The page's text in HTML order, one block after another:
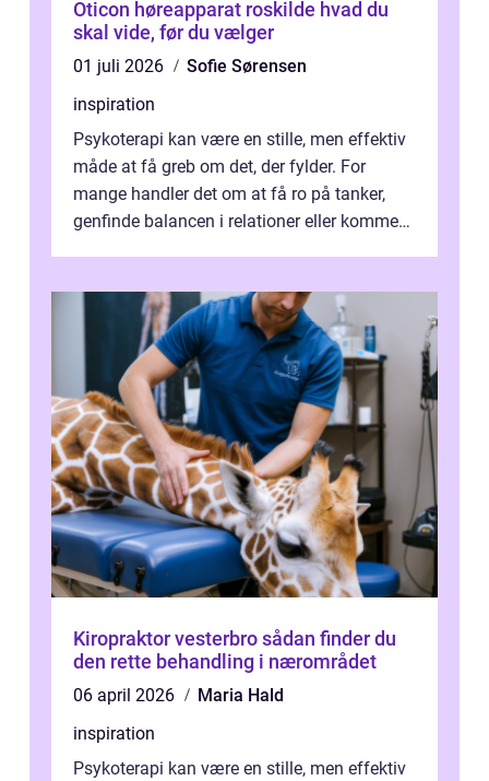
Oticon høreapparat roskilde hvad du
skal vide, før du vælger
01 juli 2026
Sofie Sørensen
inspiration
Psykoterapi kan være en stille, men effektiv
måde at få greb om det, der fylder. For
mange handler det om at få ro på tanker,
genfinde balancen i relationer eller komme
Kiropraktor vesterbro sådan finder du
den rette behandling i nærområdet
06 april 2026
Maria Hald
inspiration
Psykoterapi kan være en stille, men effektiv